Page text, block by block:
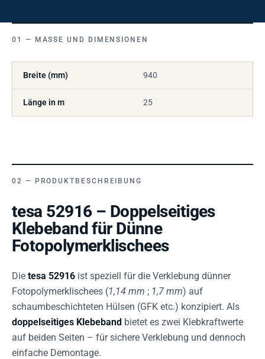
MASSE UND DIMENSIONEN
Breite (mm) 940
Länge in m 25
PRODUKTBESCHREIBUNG
tesa 52916 – Doppelseitiges
Klebeband für Dünne
Fotopolymerklischees
Die tesa 52916 ist speziell für die Verklebung dünner
Fotopolymerklischees (1,14 mm ; 1,7 mm) auf
schaumbeschichteten Hülsen (GFK etc.) konzipiert. Als
doppelseitiges Klebeband bietet es zwei Klebkraftwerte
auf beiden Seiten – für sichere Verklebung und dennoch
einfache Demontage.